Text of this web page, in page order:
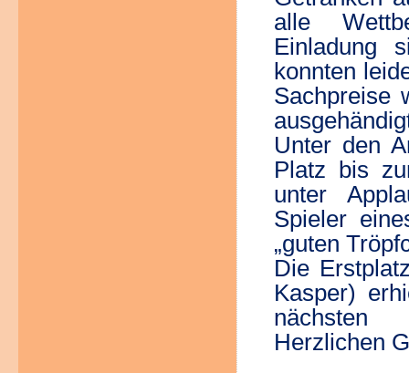
alle
Einladung
konnten
Sachpreise
Unter den
Platz bis
unter
Spieler
„guten
Die
Kasper)
nächsten
Herzlichen